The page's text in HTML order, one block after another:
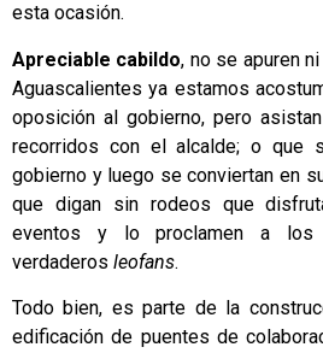
esta ocasión.
Apreciable cabildo, no se apuren
Aguascalientes ya estamos
oposición al gobierno, pero
recorridos con el alcalde; o que
gobierno y luego se conviertan en
que digan sin rodeos que
eventos y lo proclamen a los
verdaderos leofans.
Todo bien, es parte de la
edificación de puentes de